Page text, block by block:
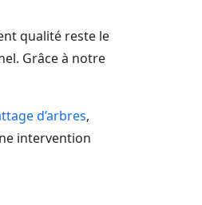
qualité reste le
Grâce à notre
d’arbres,
intervention